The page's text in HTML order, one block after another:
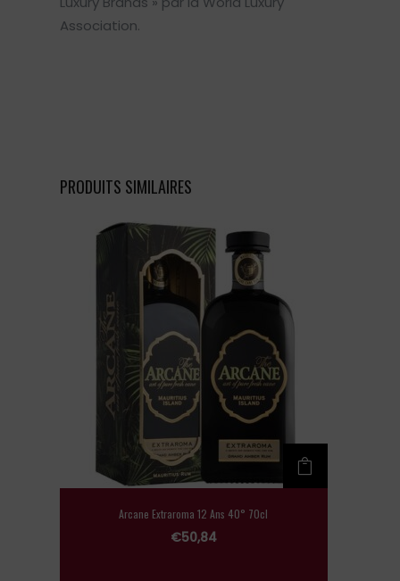
Association.
PRODUITS SIMILAIRES
Arcane Extraroma 12 Ans 40° 70cl
€50,84